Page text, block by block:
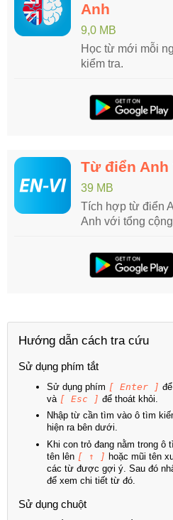
Anh
9,0 MB
Học từ mới mỗi
kiểm tra.
Từ điển
39 MB
Tích hợp từ điển
Anh với tổng
Hướng dẫn cách tra cứu
Sử dụng phím tắt
Sử dụng phím [ Enter ]
và [ Esc ] để thoát khỏi.
Nhập từ cần tìm vào ô tìm
hiện ra bên dưới.
Khi con trỏ đang nằm trong ô
tên lên [ ↑ ] hoặc mũi tên
các từ được gợi ý. Sau đó
để xem chi tiết từ đó.
Sử dụng chuột